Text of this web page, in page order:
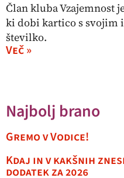
Član kluba Vzajemnost
ki dobi kartico s svojim
številko.
Več »
Najbolj brano
Gremo v Vodice!
Kdaj in v kakšnih
dodatek za 2026